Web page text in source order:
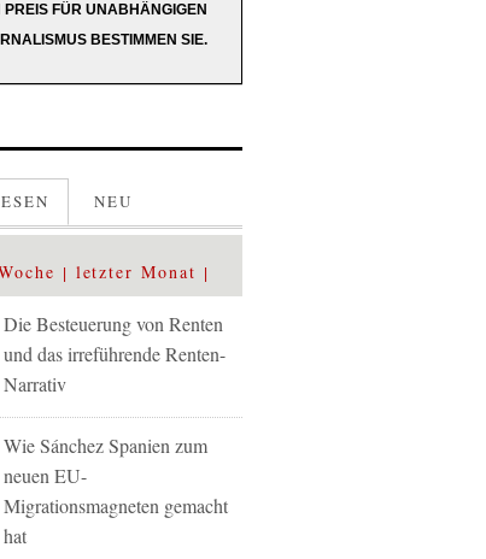
PREIS FÜR UNABHÄNGIGEN
BESTIMMEN SIE.
NEU
letzter Monat
Die Besteuerung von Renten
und das irreführende Renten-
Narrativ
Wie Sánchez Spanien zum
neuen EU-
Migrationsmagneten gemacht
hat